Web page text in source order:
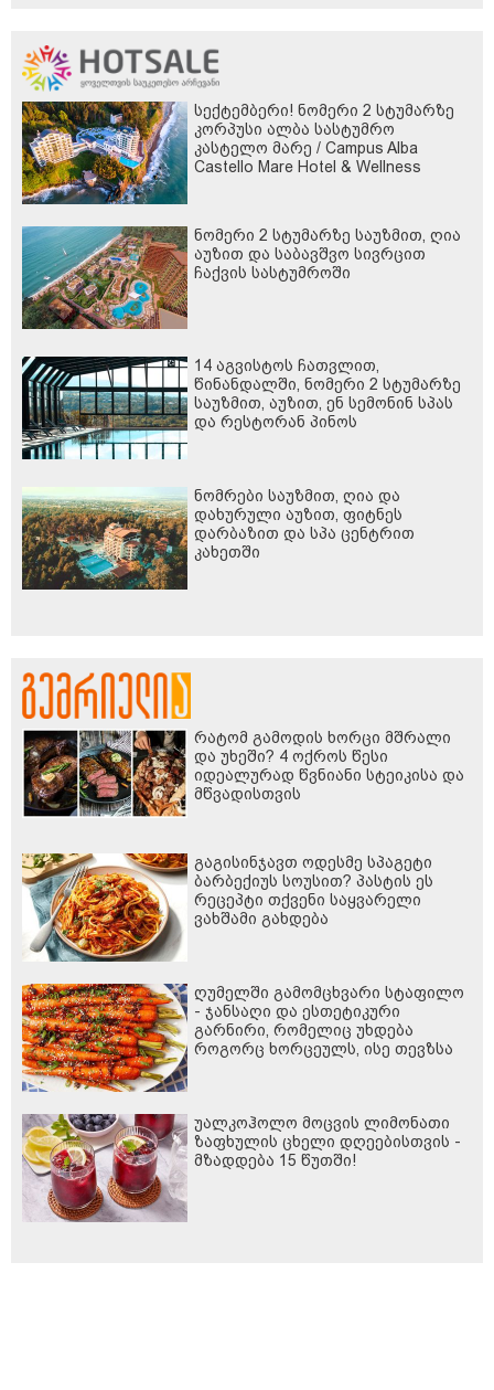
სექტემბერი! ნომერი 2 სტუმარზე
კორპუსი ალბა სასტუმრო
კასტელო მარე / Campus Alba
Castello Mare Hotel & Wellness
ნომერი 2 სტუმარზე საუზმით, ღია
აუზით და საბავშვო სივრცით
ჩაქვის სასტუმროში
14 აგვისტოს ჩათვლით,
წინანდალში, ნომერი 2 სტუმარზე
საუზმით, აუზით, ენ სემონინ სპას
და რესტორან პინოს
ნომრები საუზმით, ღია და
დახურული აუზით, ფიტნეს
დარბაზით და სპა ცენტრით
კახეთში
რატომ გამოდის ხორცი მშრალი
და უხეში? 4 ოქროს წესი
იდეალურად წვნიანი სტეიკისა და
მწვადისთვის
გაგისინჯავთ ოდესმე სპაგეტი
ბარბექიუს სოუსით? პასტის ეს
რეცეპტი თქვენი საყვარელი
ვახშამი გახდება
ღუმელში გამომცხვარი სტაფილო
- ჯანსაღი და ესთეტიკური
გარნირი, რომელიც უხდება
როგორც ხორცეულს, ისე თევზსა
უალკოჰოლო მოცვის ლიმონათი
ზაფხულის ცხელი დღეებისთვის -
მზადდება 15 წუთში!